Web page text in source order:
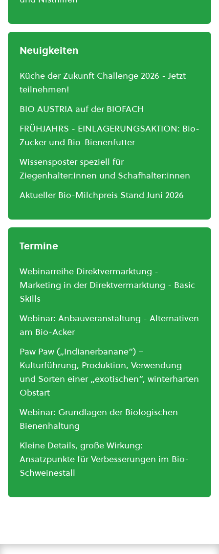
Neuigkeiten
Küche der Zukunft Challenge 2026 - Jetzt
teilnehmen!
BIO AUSTRIA auf der BIOFACH
FRÜHJAHRS - EINLAGERUNGSAKTION: Bio-
Zucker und Bio-Bienenfutter
Wissensposter speziell für
Ziegenhalter:innen und Schafhalter:innen
Aktueller Bio-Milchpreis Stand Juni 2026
Termine
Webinarreihe Direktvermarktung -
Marketing in der Direktvermarktung - Basic
Skills
Webinar: Anbauveranstaltung - Alternativen
am Bio-Acker
Paw Paw („Indianerbanane“) –
Kulturführung, Produktion, Verwendung
und Sorten einer „exotischen“, winterharten
Obstart
Webinar: Grundlagen der Biologischen
Bienenhaltung
Kleine Details, große Wirkung:
Ansatzpunkte für Verbesserungen im Bio-
Schweinestall